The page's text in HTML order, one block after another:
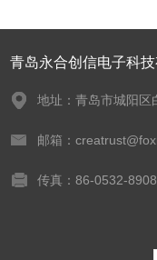
青岛永合创信电子科技
地址：青岛市城阳区
邮箱：
传真：86-0532-